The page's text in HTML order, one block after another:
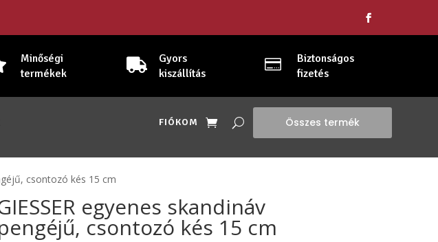
Minőségi
termékek

Gyors
kiszállítás

Biztonságos
fizetés
FIÓKOM Összes termék
csontozó kés 15 cm
egyenes skandináv
csontozó kés 15 cm